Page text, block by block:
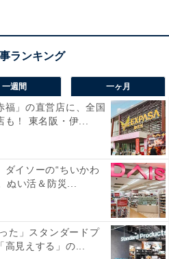
一週間 一ヶ月
福」の直営店に、全国
！ 東名阪・伊...
ダイソーの“ちいかわ
ぬい活＆防災...
た」スタンダードプ
見えする」の...